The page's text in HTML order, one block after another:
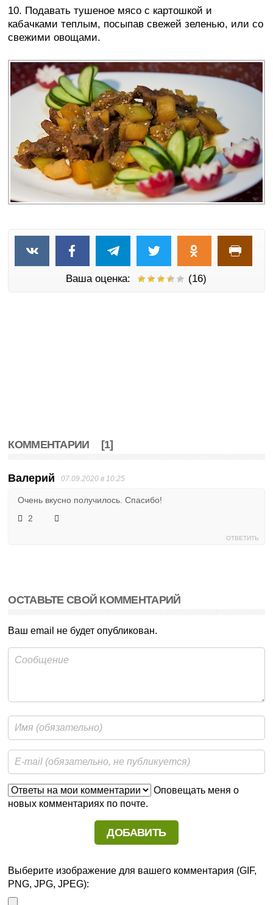
10. Подавать тушеное мясо с картошкой и
кабачками теплым, посыпав свежей зеленью, или со
свежими овощами.
Ваша оценка: (16)
КОММЕНТАРИИ [1]
Валерий 07.09.2020 в 10:25
Очень вкусно получилось. Спасибо!
2
ОТВЕТИТЬ
ОСТАВЬТЕ СВОЙ КОММЕНТАРИЙ
Ваш email не будет опубликован.
Оповещать меня о
новых комментариях по почте.
Выберите изображение для вашего комментария (GIF,
PNG, JPG, JPEG):